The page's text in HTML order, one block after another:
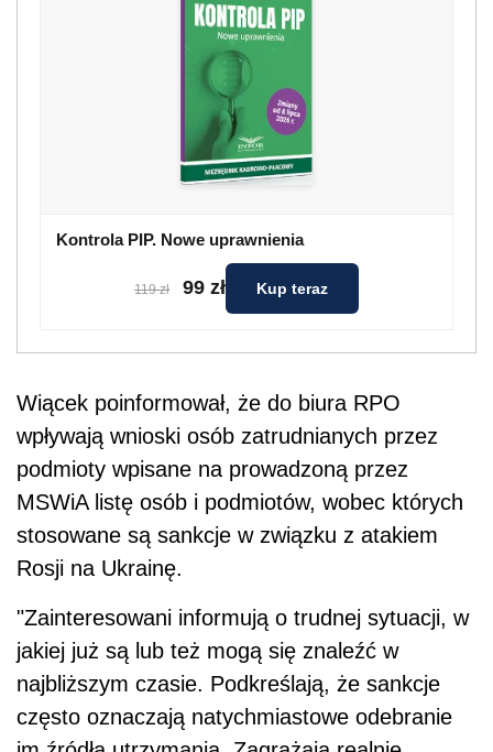
Kontrola PIP. Nowe uprawnienia
119 zł 99 zł Kup teraz
Wiącek poinformował, że do biura RPO
wpływają wnioski osób zatrudnianych przez
podmioty wpisane na prowadzoną przez
MSWiA listę osób i podmiotów, wobec których
stosowane są sankcje w związku z atakiem
Rosji na Ukrainę.
"Zainteresowani informują o trudnej sytuacji, w
jakiej już są lub też mogą się znaleźć w
najbliższym czasie. Podkreślają, że sankcje
często oznaczają natychmiastowe odebranie